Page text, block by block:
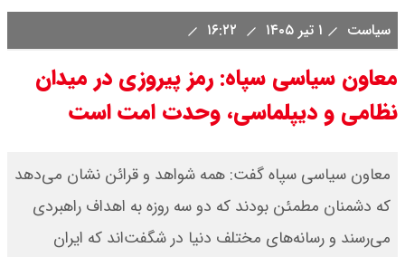
سیاست ۱ تیر ۱۴۰۵
معاون سیاسی سپاه: رمز پیروزی در میدان
نظامی و دیپلماسی، وحدت امت است
معاون سیاسی سپاه گفت: همه شواهد و قرائن نشان می‌دهد
که دشمنان مطمئن بودند که دو سه روزه به اهداف راهبردی
می‌رسند و رسانه‌های مختلف دنیا در شگفت‌اند که ایران